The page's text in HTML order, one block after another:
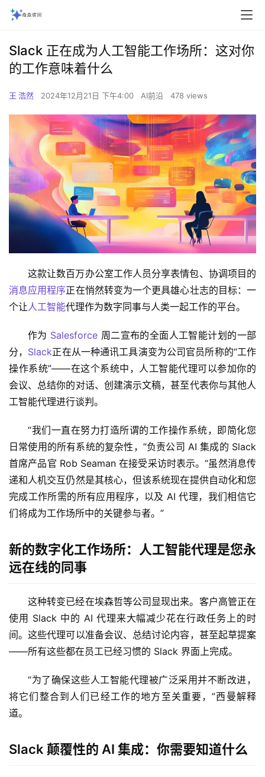
Slack 正在成为人工智能工作场所：这对你
的工作意味着什么
王 浩然 2024年12月21日 下午4:00 AI前沿 478 views
这款让数百万办公室工作人员分享表情包、协调项目的
消息应用程序正在悄然转变为一个更具雄心壮志的目标：一
个让人工智能代理作为数字同事与人类一起工作的平台。
作为 Salesforce 周二宣布的全面人工智能计划的一部
分， Slack正在从一种通讯工具演变为公司官员所称的“工作
操作系统”——在这个系统中，人工智能代理可以参加你的
会议、总结你的对话、创建演示文稿，甚至代表你与其他人
工智能代理进行谈判。
“我们一直在努力打造所谓的工作操作系统，即简化您
日常使用的所有系统的复杂性，”负责公司 AI 集成的 Slack
首席产品官 Rob Seaman 在接受采访时表示。“虽然消息传
递和人机交互仍然是其核心，但该系统现在提供自动化和您
完成工作所需的所有应用程序，以及 AI 代理，我们相信它
们将成为工作场所中的关键参与者。”
新的数字化工作场所：人工智能代理是您永
远在线的同事
这种转变已经在埃森哲等公司显现出来。客户高管正在
使用 Slack 中的 AI 代理来大幅减少花在行政任务上的时
间。这些代理可以准备会议、总结讨论内容，甚至起草提案
——所有这些都在员工已经习惯的 Slack 界面上完成。
“为了确保这些人工智能代理被广泛采用并不断改进，
将它们整合到人们已经工作的地方至关重要，”西曼解释
道。
Slack 颠覆性的 AI 集成：你需要知道什么